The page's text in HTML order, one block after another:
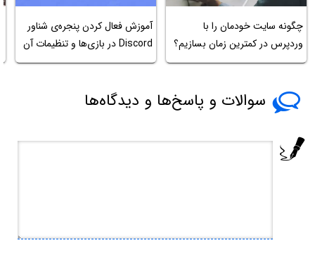
چگونه سایت خودمان را با
وردپرس در کمترین زمان بسازیم؟
آموزش فعال کردن پنجره‌ی شناور
Discord در بازی‌ها و تنظیمات آن
سوالات و پاسخ‌ها و دیدگاه‌ها